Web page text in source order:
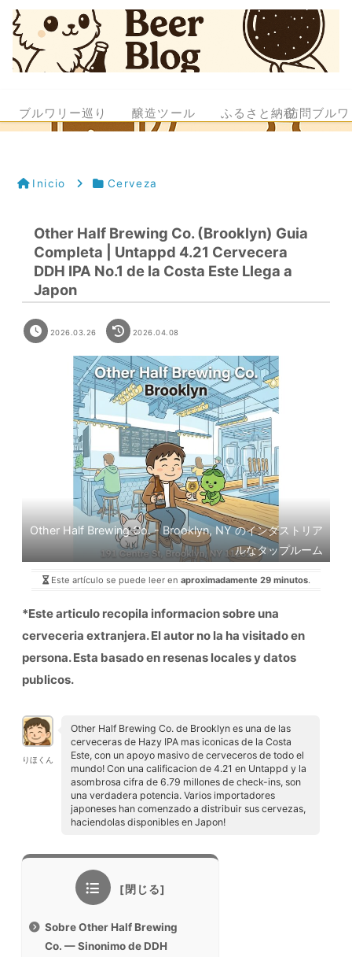
ブルワリー巡り 醸造ツール ふるさと納税訪問ブル
Inicio Cerveza
Other Half Brewing Co. (Brooklyn) Guia
Completa | Untappd 4.21 Cervecera
DDH IPA No.1 de la Costa Este Llega a
Japon
2026.03.26 2026.04.08
Other Half Brewing Co. - Brooklyn, NY のインダストリア
ルなタップルーム
Este artículo se puede leer en aproximadamente 29 minutos.
*Este articulo recopila informacion sobre una
cerveceria extranjera. El autor no la ha visitado en
persona. Esta basado en resenas locales y datos
publicos.
りほくん
Other Half Brewing Co. de Brooklyn es una de las
cerveceras de Hazy IPA mas iconicas de la Costa
Este, con un apoyo masivo de cerveceros de todo el
mundo! Con una calificacion de 4.21 en Untappd y la
asombrosa cifra de 6.79 millones de check-ins, son
una verdadera potencia. Varios importadores
japoneses han comenzado a distribuir sus cervezas,
haciendolas disponibles en Japon!
Sobre Other Half Brewing
Co. — Sinonimo de DDH